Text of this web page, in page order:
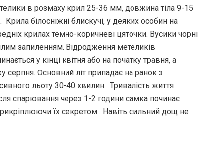
в розмаху крил 25-36 мм, довжина тіла 9-15
Крила білосніжні блискучі, у деяких особин на
крилах темно-коричневі цяточки. Вусики чорні
запиленням. Відродження метеликів
у кінці квітня або на початку травня, а
серпня. Основний літ припадає на ранок з
льоту 30-40 хвилин. Тривалість життя
спарювання через 1-2 години самка починає
їх секретом . Навіть сильний дощ не